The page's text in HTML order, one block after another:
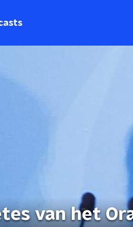
van het